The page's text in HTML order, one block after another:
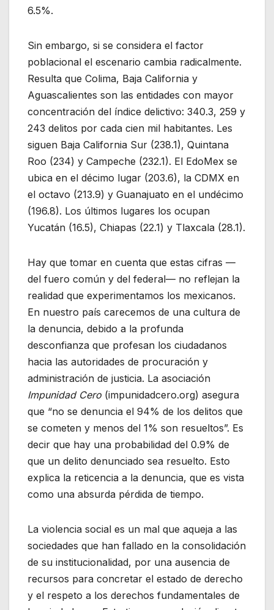
6.5%.
Sin embargo, si se considera el factor
poblacional el escenario cambia radicalmente.
Resulta que Colima, Baja California y
Aguascalientes son las entidades con mayor
concentración del índice delictivo: 340.3, 259 y
243 delitos por cada cien mil habitantes. Les
siguen Baja California Sur (238.1), Quintana
Roo (234) y Campeche (232.1). El EdoMex se
ubica en el décimo lugar (203.6), la CDMX en
el octavo (213.9) y Guanajuato en el undécimo
(196.8). Los últimos lugares los ocupan
Yucatán (16.5), Chiapas (22.1) y Tlaxcala (28.1).
Hay que tomar en cuenta que estas cifras —
del fuero común y del federal— no reflejan la
realidad que experimentamos los mexicanos.
En nuestro país carecemos de una cultura de
la denuncia, debido a la profunda
desconfianza que profesan los ciudadanos
hacia las autoridades de procuración y
administración de justicia. La asociación
Impunidad Cero (impunidadcero.org) asegura
que “no se denuncia el 94% de los delitos que
se cometen y menos del 1% son resueltos”. Es
decir que hay una probabilidad del 0.9% de
que un delito denunciado sea resuelto. Esto
explica la reticencia a la denuncia, que es vista
como una absurda pérdida de tiempo.
La violencia social es un mal que aqueja a las
sociedades que han fallado en la consolidación
de su institucionalidad, por una ausencia de
recursos para concretar el estado de derecho
y el respeto a los derechos fundamentales de